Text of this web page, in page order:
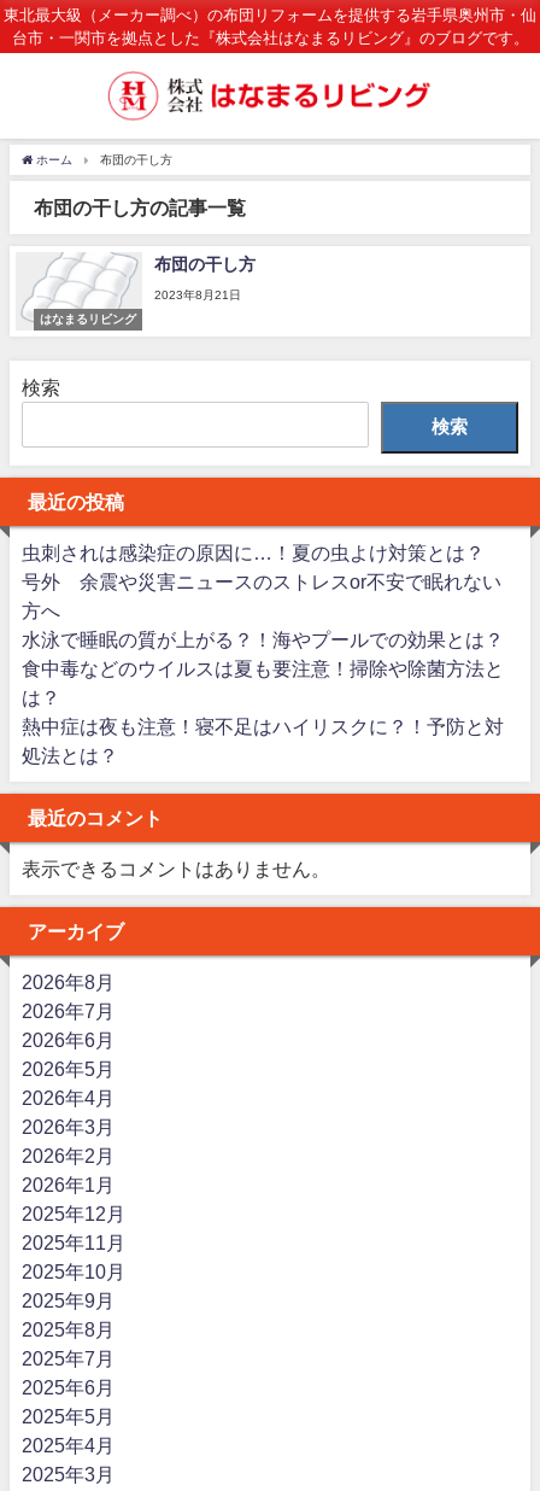
東北最大級（メーカー調べ）の布団リフォームを提供する岩手県奥州市・仙
台市・一関市を拠点とした『株式会社はなまるリビング』のブログです。
ホーム 布団の干し方
布団の干し方の記事一覧
はなまるリビング
布団の干し方
2023年8月21日
検索
検索
最近の投稿
虫刺されは感染症の原因に…！夏の虫よけ対策とは？
号外 余震や災害ニュースのストレスor不安で眠れない
方へ
水泳で睡眠の質が上がる？！海やプールでの効果とは？
食中毒などのウイルスは夏も要注意！掃除や除菌方法と
は？
熱中症は夜も注意！寝不足はハイリスクに？！予防と対
処法とは？
最近のコメント
表示できるコメントはありません。
アーカイブ
2026年8月
2026年7月
2026年6月
2026年5月
2026年4月
2026年3月
2026年2月
2026年1月
2025年12月
2025年11月
2025年10月
2025年9月
2025年8月
2025年7月
2025年6月
2025年5月
2025年4月
2025年3月